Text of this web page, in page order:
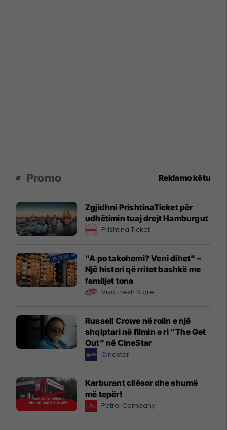
Promo Reklamo këtu
Zgjidhni PrishtinaTicket për
udhëtimin tuaj drejt Hamburgut
Prishtina Ticket
"A po takohemi? Veni dihet" –
Një histori që rritet bashkë me
familjet tona
Viva Fresh Store
Russell Crowe në rolin e një
shqiptari në filmin e ri “The Get
Out” në CineStar
Cinestar
Karburant cilësor dhe shumë
më tepër!
Petrol Company